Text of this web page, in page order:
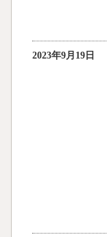
2023年9月19日